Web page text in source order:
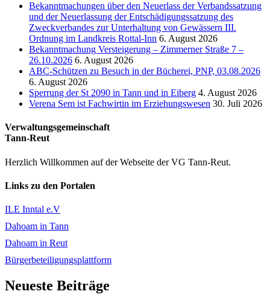
Bekanntmachungen über den Neuerlass der Verbandssatzung
und der Neuerlassung der Entschädigungssatzung des
Zweckverbandes zur Unterhaltung von Gewässern III.
Ordnung im Landkreis Rottal-Inn 6. August 2026
Bekanntmachung Versteigerung – Zimmerner Straße 7 –
26.10.2026 6. August 2026
ABC-Schützen zu Besuch in der Bücherei, PNP, 03.08.2026
6. August 2026
Sperrung der St 2090 in Tann und in Eiberg 4. August 2026
Verena Sem ist Fachwirtin im Erziehungswesen 30. Juli 2026
Verwaltungsgemeinschaft
Tann-Reut
Herzlich Willkommen auf der Webseite der VG Tann-Reut.
Links zu den Portalen
ILE Inntal e.V
Dahoam in Tann
Dahoam in Reut
Bürgerbeteiligungsplattform
Neueste Beiträge